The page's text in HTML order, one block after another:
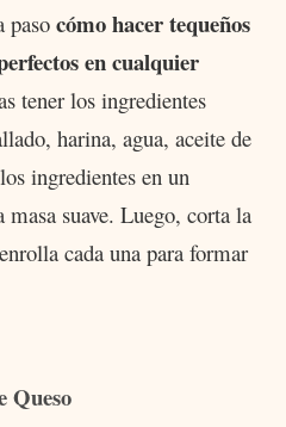
paso cómo hacer tequeños
en cualquier
tener los ingredientes
harina, agua, aceite de
ingredientes en un
suave. Luego, corta la
cada una para formar
Queso